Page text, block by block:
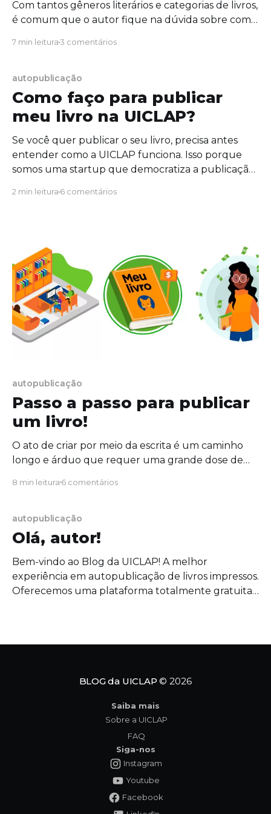
Com tantos gêneros literários e categorias de livros,
é comum que o autor fique na dúvida sobre como
nos detalhes, queremos reforçar que
7 min leitura 3 comentários
autopublicação
Como faço para publicar
meu livro na UICLAP?
Se você quer publicar o seu livro, precisa antes
entender como a UICLAP funciona. Isso porque
somos uma startup que democratiza a publicação
2 min leitura 6 comentários
autopublicação
Passo a passo para publicar
um livro!
O ato de criar por meio da escrita é um caminho
longo e árduo que requer uma grande dose de
publicação de um livro pode ser simples. Hoje em
obra - e
8 min leitura 6 comentários
autopublicação
Olá, autor!
Bem-vindo ao Blog da UICLAP! A melhor
experiência em autopublicação de livros impressos.
Oferecemos uma plataforma totalmente gratuita
BLOG da UICLAP © 2026
Saiba mais
Sobre a UICLAP
FAQ
Siga-nos
Instagram
Youtube
Facebook